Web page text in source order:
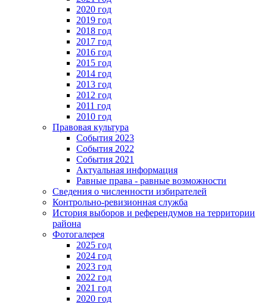
2020 год
2019 год
2018 год
2017 год
2016 год
2015 год
2014 год
2013 год
2012 год
2011 год
2010 год
Правовая культура
События 2023
События 2022
События 2021
Актуальная информация
Равные права - равные возможности
Сведения о численности избирателей
Контрольно-ревизионная служба
История выборов и референдумов на территории
района
Фотогалерея
2025 год
2024 год
2023 год
2022 год
2021 год
2020 год